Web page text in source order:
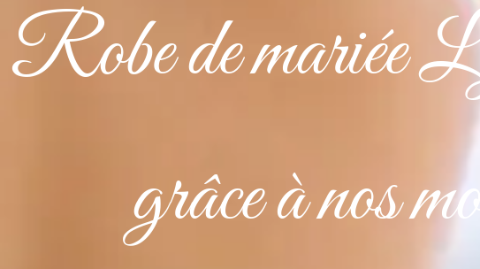
Robe de mariée
grâce à nos